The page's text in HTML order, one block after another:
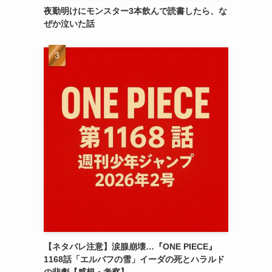
夜勤明けにモンスター3本飲んで読書したら、な
ぜか泣いた話
【ネタバレ注意】涙腺崩壊…『ONE PIECE』
1168話「エルバフの雪」イーダの死とハラルド